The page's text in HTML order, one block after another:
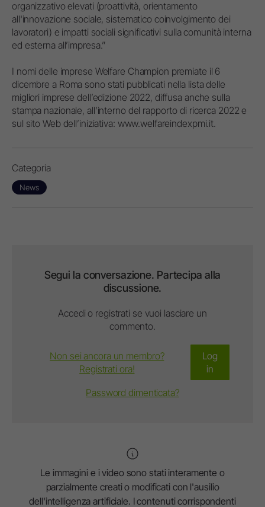
organizzativo elevati (proattività, orientamento
all'innovazione sociale, sistematico coinvolgimento dei
lavoratori) e impatti sociali significativi sulla comunità interna
ed esterna all’impresa.”
I nomi delle imprese Welfare Champion premiate il 6
dicembre a Roma sono stati pubblicati nella lista delle
migliori imprese dell’edizione 2022, diffusa anche sulla
stampa nazionale, all’interno del rapporto di ricerca 2022 e
sul sito Web dell’iniziativa: www.welfareindexpmi.it.
Categoria
News
Segui la conversazione. Partecipa alla
discussione.
Accedi o registrati se vuoi lasciare un
commento.
Log
in
Non sei ancora un membro?
Registrati ora!
Password dimenticata?
Le immagini e i video sono stati interamente o
parzialmente creati o modificati con l'ausilio
dell'intelligenza artificiale. I contenuti corrispondenti